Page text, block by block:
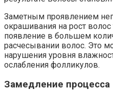
Заметным проявлением
окрашивания на рост
появление в большем
расчесывании волос. Это
нарушения уровня
ослабления фолликулов.
Замедление процесса